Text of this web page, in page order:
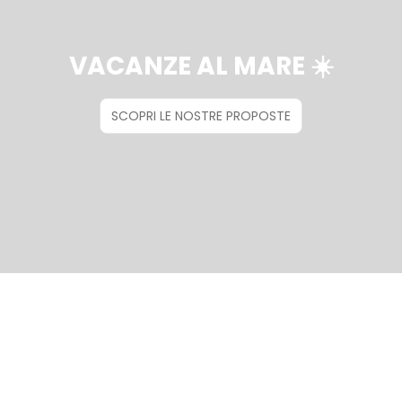
VACANZE AL MARE ☀️
SCOPRI LE NOSTRE PROPOSTE